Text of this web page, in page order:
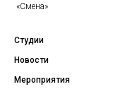
«Смена»
Студии
Новости
Мероприятия